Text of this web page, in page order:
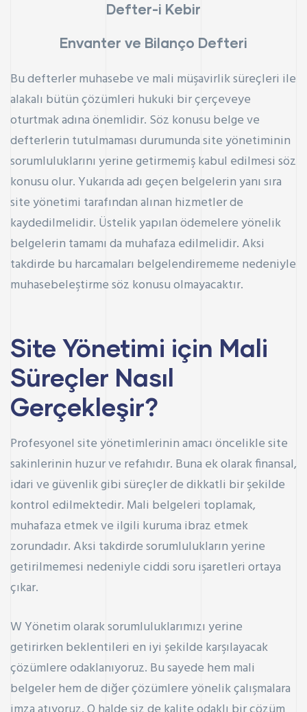
Defter-i Kebir
Envanter ve Bilanço Defteri
Bu defterler muhasebe ve mali müşavirlik süreçleri ile
alakalı bütün çözümleri hukuki bir çerçeveye
oturtmak adına önemlidir. Söz konusu belge ve
defterlerin tutulmaması durumunda site yönetiminin
sorumluluklarını yerine getirmemiş kabul edilmesi söz
konusu olur. Yukarıda adı geçen belgelerin yanı sıra
site yönetimi tarafından alınan hizmetler de
kaydedilmelidir. Üstelik yapılan ödemelere yönelik
belgelerin tamamı da muhafaza edilmelidir. Aksi
takdirde bu harcamaları belgelendirememe nedeniyle
muhasebeleştirme söz konusu olmayacaktır.
Site Yönetimi için Mali
Süreçler Nasıl
Gerçekleşir?
Profesyonel site yönetimlerinin amacı öncelikle site
sakinlerinin huzur ve refahıdır. Buna ek olarak finansal,
idari ve güvenlik gibi süreçler de dikkatli bir şekilde
kontrol edilmektedir. Mali belgeleri toplamak,
muhafaza etmek ve ilgili kuruma ibraz etmek
zorundadır. Aksi takdirde sorumlulukların yerine
getirilmemesi nedeniyle ciddi soru işaretleri ortaya
çıkar.
W Yönetim olarak sorumluluklarımızı yerine
getirirken beklentileri en iyi şekilde karşılayacak
çözümlere odaklanıyoruz. Bu sayede hem mali
belgeler hem de diğer çözümlere yönelik çalışmalara